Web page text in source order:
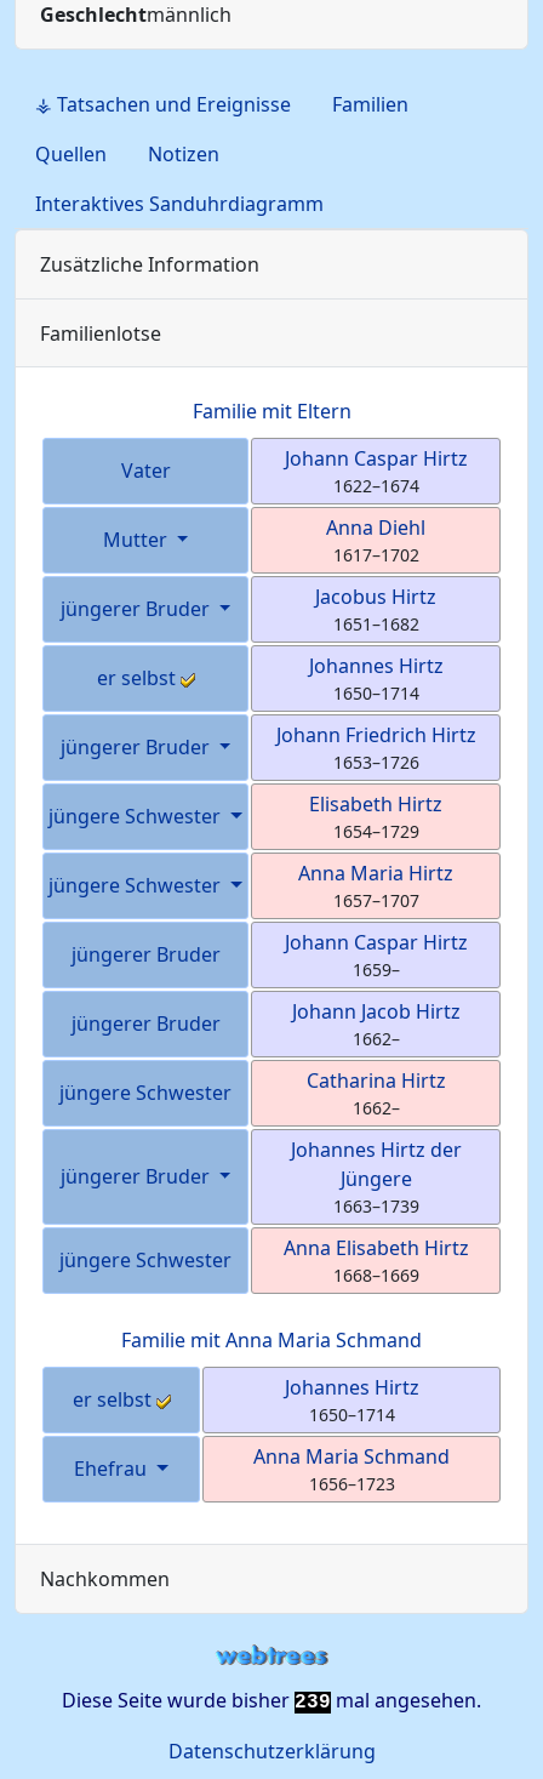
Geschlechtmännlich
⚶ Tatsachen und Ereignisse
Familien
Quellen
Notizen
Interaktives Sanduhrdiagramm
Zusätzliche Information
Familienlotse
Familie mit Eltern
Vater Johann Caspar Hirtz
1622–1674
Mutter Anna Diehl
1617–1702
jüngerer Bruder Jacobus Hirtz
1651–1682
er selbst Johannes Hirtz
1650–1714
jüngerer Bruder Johann Friedrich Hirtz
1653–1726
jüngere Schwester Elisabeth Hirtz
1654–1729
jüngere Schwester Anna Maria Hirtz
1657–1707
jüngerer Bruder Johann Caspar Hirtz
1659–
jüngerer Bruder Johann Jacob Hirtz
1662–
jüngere Schwester Catharina Hirtz
1662–
jüngerer Bruder
Johannes Hirtz der
Jüngere
1663–1739
jüngere Schwester Anna Elisabeth Hirtz
1668–1669
Familie mitAnna Maria Schmand
er selbst Johannes Hirtz
1650–1714
Ehefrau Anna Maria Schmand
1656–1723
Nachkommen
Diese Seite wurde bisher 239 mal angesehen.
Datenschutzerklärung